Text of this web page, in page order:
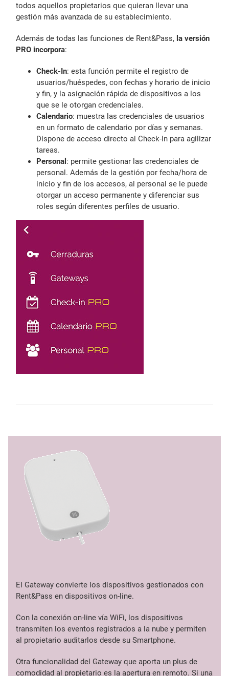
todos aquellos propietarios que quieran llevar una
gestión más avanzada de su establecimiento.
Además de todas las funciones de Rent&Pass, la versión
PRO incorpora:
Check-In: esta función permite el registro de
usuarios/huéspedes, con fechas y horario de inicio
y fin, y la asignación rápida de dispositivos a los
que se le otorgan credenciales.
Calendario: muestra las credenciales de usuarios
en un formato de calendario por días y semanas.
Dispone de acceso directo al Check-In para agilizar
tareas.
Personal : permite gestionar las credenciales de
personal. Además de la gestión por fecha/hora de
inicio y fin de los accesos, al personal se le puede
otorgar un acceso permanente y diferenciar sus
roles según diferentes perfiles de usuario.
El Gateway convierte los dispositivos gestionados con
Rent&Pass en dispositivos on-line.
Con la conexión on-line vía WiFi, los dispositivos
transmiten los eventos registrados a la nube y permiten
al propietario auditarlos desde su Smartphone.
Otra funcionalidad del Gateway que aporta un plus de
comodidad al propietario es la apertura en remoto. Si una